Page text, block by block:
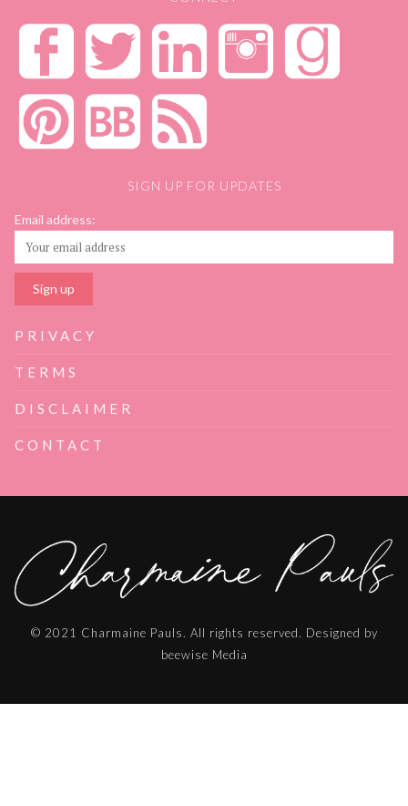
SIGN UP FOR UPDATES
Email address:
PRIVACY
TERMS
DISCLAIMER
CONTACT
© 2021 Charmaine Pauls. All rights reserved. Designed by
beewise Media